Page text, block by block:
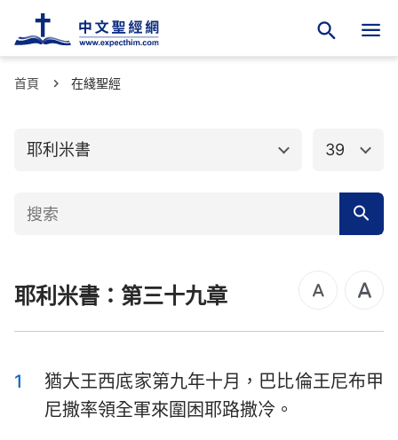
首頁 在綫聖經
耶利米書
舊約聖經
創世記
申命記
撒母耳記上 撒母耳記下
歷代志上 歷代志下
以斯拉記 尼希米記
39
耶利米書：第三十九章
1
猶大王西底家第九年十月，巴比倫王尼布甲
尼撒率領全軍來圍困耶路撒冷。